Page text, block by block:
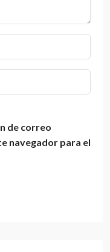
de correo
navegador para el